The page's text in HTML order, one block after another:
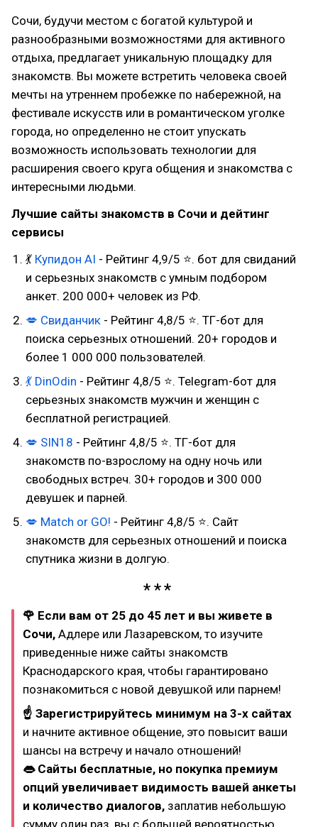
Сочи, будучи местом с богатой культурой и
разнообразными возможностями для активного
отдыха, предлагает уникальную площадку для
знакомств. Вы можете встретить человека своей
мечты на утреннем пробежке по набережной, на
фестивале искусств или в романтическом уголке
города, но определенно не стоит упускать
возможность использовать технологии для
расширения своего круга общения и знакомства с
интересными людьми.
Лучшие сайты знакомств в Сочи и дейтинг
сервисы
💃 Купидон AI - Рейтинг 4,9/5 ⭐. бот для свиданий
и серьезных знакомств с умным подбором
анкет. 200 000+ человек из РФ.
💋 Свиданчик - Рейтинг 4,8/5 ⭐. ТГ-бот для
поиска серьезных отношений. 20+ городов и
более 1 000 000 пользователей.
💃 DinOdin - Рейтинг 4,8/5 ⭐. Telegram-бот для
серьезных знакомств мужчин и женщин с
бесплатной регистрацией.
💋 SIN18 - Рейтинг 4,8/5 ⭐. ТГ-бот для
знакомств по-взрослому на одну ночь или
свободных встреч. 30+ городов и 300 000
девушек и парней.
💋 Match or GO! - Рейтинг 4,8/5 ⭐. Сайт
знакомств для серьезных отношений и поиска
спутника жизни в долгую.
🌹 Если вам от 25 до 45 лет и вы живете в
Сочи, Адлере или Лазаревском, то изучите
приведенные ниже сайты знакомств
Краснодарского края, чтобы гарантировано
познакомиться с новой девушкой или парнем!
☝ Зарегистрируйтесь минимум на 3-х сайтах
и начните активное общение, это повысит ваши
шансы на встречу и начало отношений!
👄 Сайты бесплатные, но покупка премиум
опций увеличивает видимость вашей анкеты
и количество диалогов, заплатив небольшую